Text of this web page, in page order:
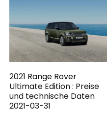
2021 Range Rover
Ultimate Edition : Preise
und technische Daten
2021-03-31